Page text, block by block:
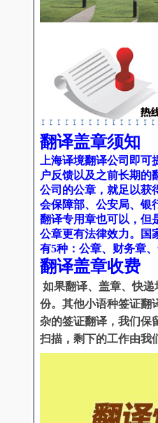
翻译盖章须知
上海译境翻译公司即
户反馈以及之前长期的
公司的公章，就足以获
会保障部、公安局、银
翻译专用章也可以，但
公章更有法律效力。国
有5种：公章、财务章
翻译盖章收费
如果翻译、盖章、快
份。其他小语种签证翻
杂的签证翻译，我们保
扫描，剩下的工作由我